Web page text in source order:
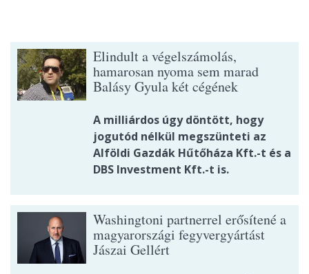
Elindult a végelszámolás,
hamarosan nyoma sem marad
Balásy Gyula két cégének
A milliárdos úgy döntött, hogy
jogutód nélkül megszünteti az
Alföldi Gazdák Hűtőháza Kft.-t és a
DBS Investment Kft.-t is.
Washingtoni partnerrel erősítené a
magyarországi fegyvergyártást
Jászai Gellért